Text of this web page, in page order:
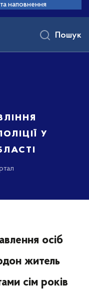
наповнення
у
Пошук
осіб
житель
сім років